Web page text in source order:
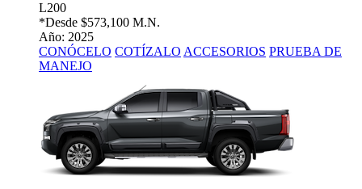
L200
*Desde $573,100 M.N.
Año: 2025
CONÓCELO COTÍZALO ACCESORIOS PRUEBA DE
MANEJO